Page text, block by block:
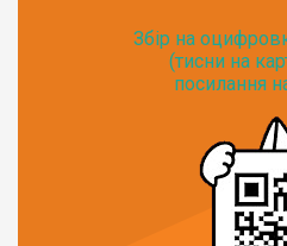
Збір на
(тисни на
посилання